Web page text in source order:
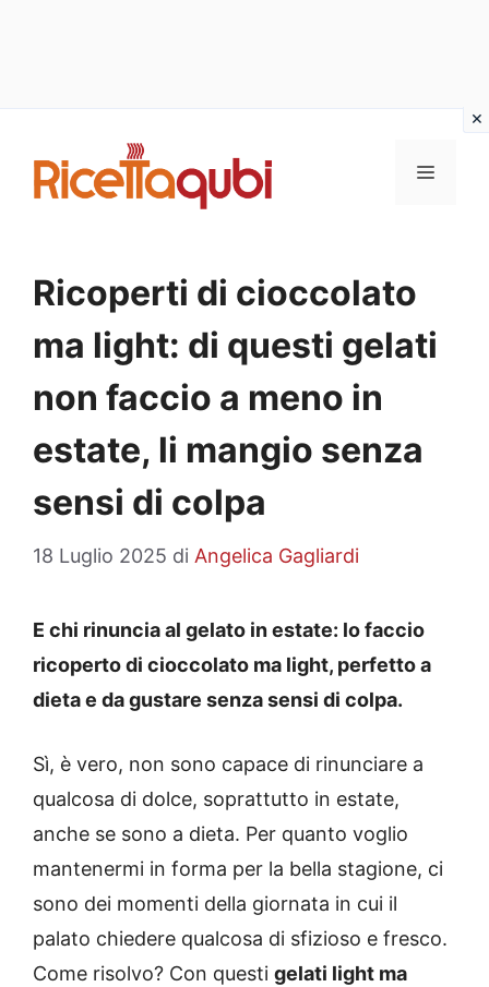
contenuto
MENU
Ricoperti di cioccolato
ma light: di questi gelati
non faccio a meno in
estate, li mangio senza
sensi di colpa
18 Luglio 2025 di Angelica Gagliardi
E chi rinuncia al gelato in estate: lo faccio
ricoperto di cioccolato ma light, perfetto a
dieta e da gustare senza sensi di colpa.
Sì, è vero, non sono capace di rinunciare a
qualcosa di dolce, soprattutto in estate,
anche se sono a dieta. Per quanto voglio
mantenermi in forma per la bella stagione, ci
sono dei momenti della giornata in cui il
palato chiedere qualcosa di sfizioso e fresco.
Come risolvo? Con questi gelati light ma